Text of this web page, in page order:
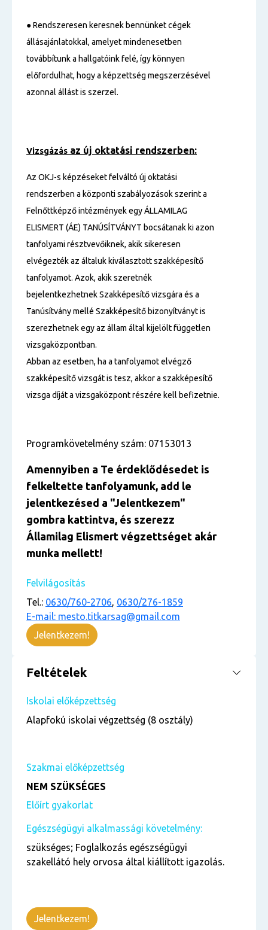
● Rendszeresen keresnek bennünket cégek
állásajánlatokkal, amelyet mindenesetben
továbbítunk a hallgatóink felé, így könnyen
előfordulhat, hogy a képzettség megszerzésével
azonnal állást is szerzel.
Vizsgázás az új oktatási rendszerben:
Az OKJ-s képzéseket felváltó új oktatási
rendszerben a központi szabályozások szerint a
Felnőttképző intézmények egy ÁLLAMILAG
ELISMERT (ÁE) TANÚSÍTVÁNYT bocsátanak ki azon
tanfolyami résztvevőiknek, akik sikeresen
elvégezték az általuk kiválasztott szakképesítő
tanfolyamot. Azok, akik szeretnék
bejelentkezhetnek Szakképesítő vizsgára és a
Tanúsítvány mellé Szakképesítő bizonyítványt is
szerezhetnek egy az állam által kijelölt független
vizsgaközpontban.
Abban az esetben, ha a tanfolyamot elvégző
szakképesítő vizsgát is tesz, akkor a szakképesítő
vizsga díját a vizsgaközpont részére kell befizetnie.
Programkövetelmény szám: 07153013
Amennyiben a Te érdeklődésedet is
felkeltette tanfolyamunk, add le
jelentkezésed a "Jelentkezem"
gombra kattintva, és szerezz
Államilag Elismert végzettséget akár
munka mellett!
Felvilágosítás
Tel.: 0630/760-2706, 0630/276-1859
E-mail: mesto.titkarsag@gmail.com
Jelentkezem!
Feltételek
Iskolai előképzettség
Alapfokú iskolai végzettség (8 osztály)
Szakmai előképzettség
NEM SZÜKSÉGES
Előírt gyakorlat
Egészségügyi alkalmassági követelmény:
szükséges; Foglalkozás egészségügyi
szakellátó hely orvosa által kiállított igazolás.
Jelentkezem!